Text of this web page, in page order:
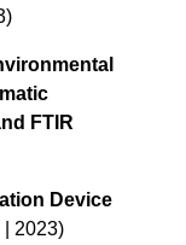
FTIR
Device
| 2023)